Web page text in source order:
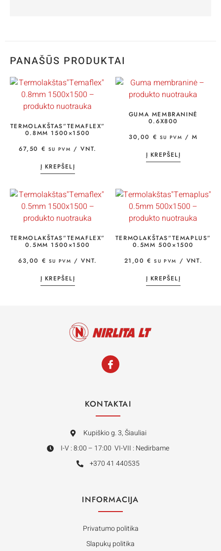
PANAŠŪS PRODUKTAI
TERMOLAKŠTAS”TEMAFLEX”
0.8MM 1500×1500
67,50 € SU PVM / VNT.
Į KREPŠELĮ
GUMA MEMBRANINĖ
0.6X800
30,00 € SU PVM / M
Į KREPŠELĮ
TERMOLAKŠTAS”TEMAFLEX”
0.5MM 1500×1500
63,00 € SU PVM / VNT.
Į KREPŠELĮ
TERMOLAKŠTAS”TEMAPLUS”
0.5MM 500×1500
21,00€ SU PVM / VNT.
Į KREPŠELĮ
KONTAKTAI
Kupiškio g. 3, Šiauliai
I-V : 8:00 – 17:00 VI-VII : Nedirbame
+370 41 440535
INFORMACIJA
Privatumo politika
Slapukų politika